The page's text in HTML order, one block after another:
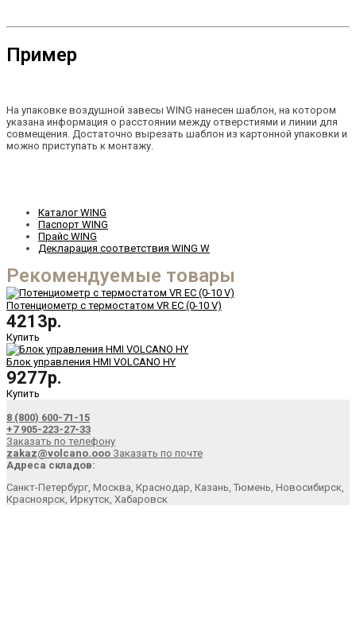
Пример
На упаковке воздушной завесы WING нанесен шаблон, на котором
указана информация о расстоянии между отверстиями и линии для
совмещения. Достаточно вырезать шаблон из картонной упаковки и
можно приступать к монтажу.
Каталог WING
Паспорт WING
Прайс WING
Декларация соответствия WING W
Рекомендуемые товары
Потенциометр с термостатом VR EC (0-10 V)
4213р.
Купить
Блок управления HMI VOLCANO HY
9277р.
Купить
8 (800) 600-71-15
+7 905-223-27-33
Заказать по телефону
zakaz@volcano.ooo Заказать по почте
Адреса складов:
Санкт-Петербург, Москва, Краснодар, Казань, Тюмень, Новосибирск,
Красноярск, Иркутск, Хабаровск